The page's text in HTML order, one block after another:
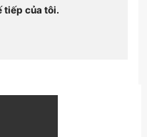
tiếp của tôi.